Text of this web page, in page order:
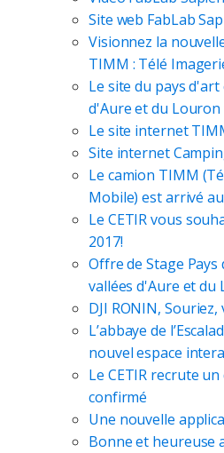
Site web FabLab
Visionnez la
TIMM : Télé
Le site du pays
d'Aure et du Louron
Le site internet
Site internet
Le camion TIMM
Mobile) est arrivé au
Le CETIR vous
2017!
Offre de Stage
vallées d'Aure et du
DJI RONIN,
L’abbaye de
nouvel espace
Le CETIR recrute
confirmé
Une nouvelle
Bonne et heureuse